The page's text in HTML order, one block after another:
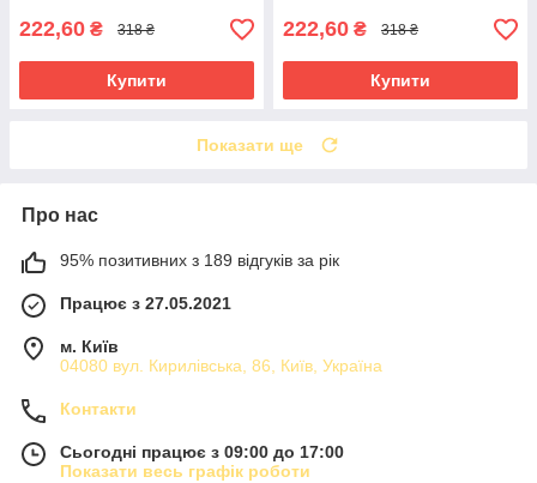
222,60 ₴ 318 ₴
Купити
222,60 ₴ 318 ₴
Купити
Показати ще
Про нас
95% позитивних з 189 відгуків за рік
Працює з 27.05.2021
м. Київ
04080 вул. Кирилівська, 86, Київ, Україна
Контакти
Сьогодні працює з 09:00 до 17:00
Показати весь графік роботи